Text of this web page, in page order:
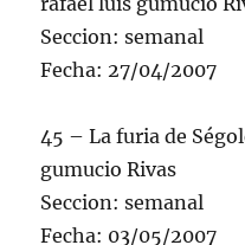
Seccion: semanal
Fecha: 27/04/2007
45 – La furia de
gumucio Rivas
Seccion: semanal
Fecha: 03/05/2007